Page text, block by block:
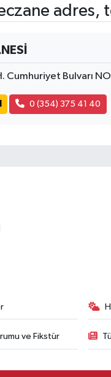
adres,
Cumhuriyet Bulvarı
0 (354) 375 41 40
ve Fikstür